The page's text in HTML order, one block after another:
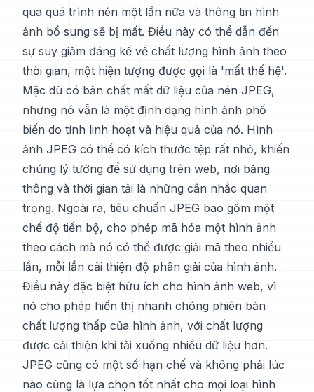
qua quá trình nén một lần nữa và thông tin hình
ảnh bổ sung sẽ bị mất. Điều này có thể dẫn đến
sự suy giảm đáng kể về chất lượng hình ảnh theo
thời gian, một hiện tượng được gọi là 'mất thế hệ'.
Mặc dù có bản chất mất dữ liệu của nén JPEG,
nhưng nó vẫn là một định dạng hình ảnh phổ
biến do tính linh hoạt và hiệu quả của nó. Hình
ảnh JPEG có thể có kích thước tệp rất nhỏ, khiến
chúng lý tưởng để sử dụng trên web, nơi băng
thông và thời gian tải là những cân nhắc quan
trọng. Ngoài ra, tiêu chuẩn JPEG bao gồm một
chế độ tiến bộ, cho phép mã hóa một hình ảnh
theo cách mà nó có thể được giải mã theo nhiều
lần, mỗi lần cải thiện độ phân giải của hình ảnh.
Điều này đặc biệt hữu ích cho hình ảnh web, vì
nó cho phép hiển thị nhanh chóng phiên bản
chất lượng thấp của hình ảnh, với chất lượng
được cải thiện khi tải xuống nhiều dữ liệu hơn.
JPEG cũng có một số hạn chế và không phải lúc
nào cũng là lựa chọn tốt nhất cho mọi loại hình